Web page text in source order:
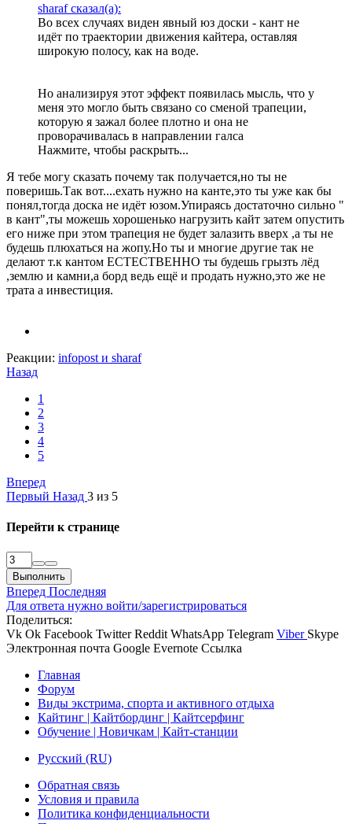
sharaf сказал(а):
Во всех случаях виден явный юз доски - кант не
идёт по траектории движения кайтера, оставляя
широкую полосу, как на воде.
Но анализируя этот эффект появилась мысль, что у
меня это могло быть связано со сменой трапеции,
которую я зажал более плотно и она не
проворачивалась в направлении галса
Нажмите, чтобы раскрыть...
Я тебе могу сказать почему так получается,но ты не
поверишь.Так вот....ехать нужно на канте,это ты уже как бы
понял,тогда доска не идёт юзом.Упираясь достаточно сильно "
в кант",ты можешь хорошенько нагрузить кайт затем опустить
его ниже при этом трапеция не будет залазить вверх ,а ты не
будешь плюхаться на жопу.Но ты и многие другие так не
делают т.к кантом ЕСТЕСТВЕННО ты будешь грызть лёд
,землю и камни,а борд ведь ещё и продать нужно,это же не
трата а инвестиция.
Реакции: infopost и sharaf
Назад
1
2
3
4
5
Вперед
Первый Назад 3 из 5
Перейти к странице
Выполнить
Вперед Последняя
Для ответа нужно войти/зарегистрироваться
Поделиться:
Vk Ok Facebook Twitter Reddit WhatsApp Telegram Viber Skype
Электронная почта Google Evernote Ссылка
Главная
Форум
Виды экстрима, спорта и активного отдыха
Кайтинг | Кайтбординг | Кайтсерфинг
Обучение | Новичкам | Кайт-станции
Русский (RU)
Обратная связь
Условия и правила
Политика конфиденциальности